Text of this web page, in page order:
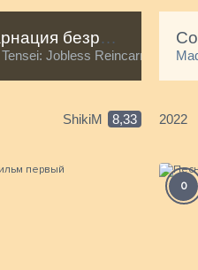
Slayer
Реинкарнация безработного [ТВ-1, часть 1]
Jobless Reincarnation
ShikiM 8,33 2022
0